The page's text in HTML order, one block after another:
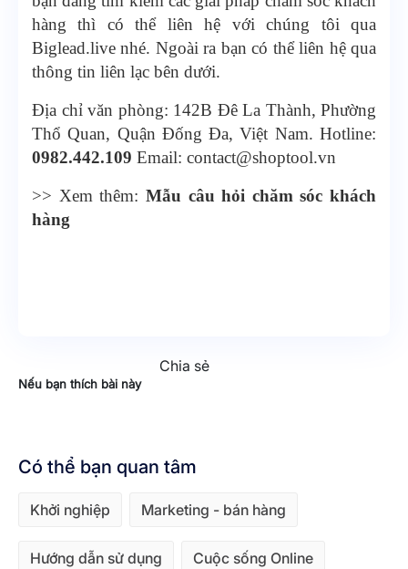
hàng thì có thể liên hệ với chúng tôi qua
Biglead.live nhé. Ngoài ra bạn có thể liên hệ qua
thông tin liên lạc bên dưới.
Địa chỉ văn phòng: 142B Đê La Thành, Phường
Thổ Quan, Quận Đống Đa, Việt Nam. Hotline:
0982.442.109 Email: contact@shoptool.vn
>> Xem thêm: Mẫu câu hỏi chăm sóc khách
hàng
Nếu bạn thích bài này
Chia sẻ
Có thể bạn quan tâm
Khởi nghiệp Marketing - bán hàng
Hướng dẫn sử dụng Cuộc sống Online